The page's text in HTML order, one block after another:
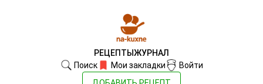
РЕЦЕПТЫ ЖУРНАЛ
Поиск
Мои закладки
Войти